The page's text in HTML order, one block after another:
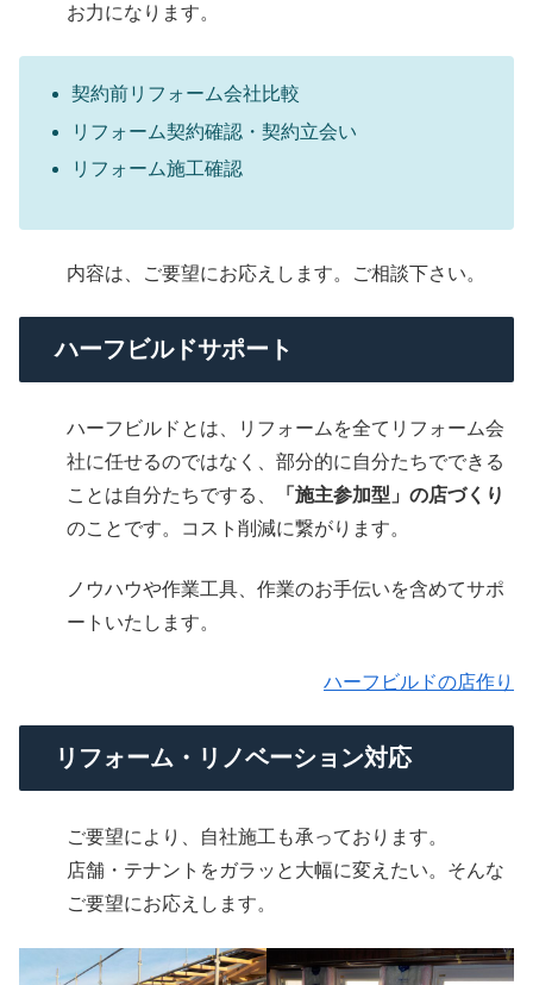
お力になります。
契約前リフォーム会社比較
リフォーム契約確認・契約立会い
リフォーム施工確認
内容は、ご要望にお応えします。ご相談下さい。
ハーフビルドサポート
ハーフビルドとは、リフォームを全てリフォーム会
社に任せるのではなく、部分的に自分たちでできる
ことは自分たちでする、
「施主参加型」の店づくり
のことです。コスト削減に繋がります。
ノウハウや作業工具、作業のお手伝いを含めてサポ
ートいたします。
ハーフビルドの店作り
リフォーム・リノベーション対応
ご要望により、自社施工も承っております。
店舗・テナントをガラッと大幅に変えたい。そんな
ご要望にお応えします。